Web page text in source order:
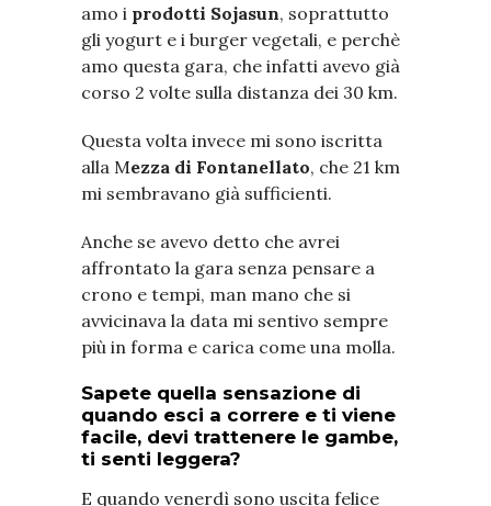
amo i prodotti Sojasun, soprattutto
gli yogurt e i burger vegetali, e perchè
amo questa gara, che infatti avevo già
corso 2 volte sulla distanza dei 30 km.
Questa volta invece mi sono iscritta
alla Mezza di Fontanellato, che 21 km
mi sembravano già sufficienti.
Anche se avevo detto che avrei
affrontato la gara senza pensare a
crono e tempi, man mano che si
avvicinava la data mi sentivo sempre
più in forma e carica come una molla.
Sapete quella sensazione di
quando esci a correre e ti viene
facile, devi trattenere le gambe,
ti senti leggera?
E quando venerdì sono uscita felice